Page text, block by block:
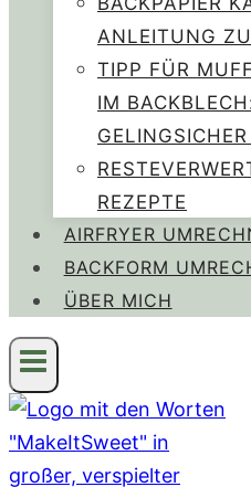
ANLEITUNG
TIPP FÜR
IM
REZEPTE
AIRFRYER
BACKFORM
ÜBER MICH